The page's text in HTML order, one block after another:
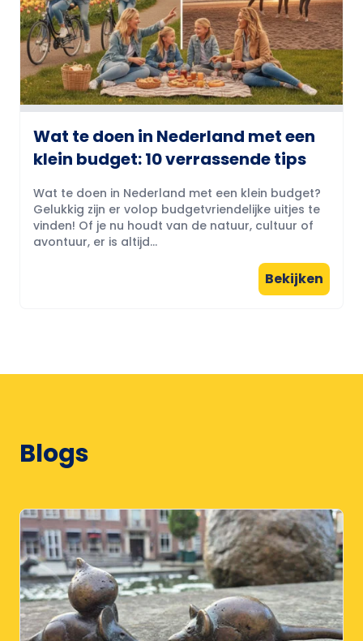
Wat te doen in Nederland met een
klein budget: 10 verrassende tips
Wat te doen in Nederland met een klein budget?
Gelukkig zijn er volop budgetvriendelijke uitjes te
vinden! Of je nu houdt van de natuur, cultuur of
avontuur, er is altijd...
Bekijken
Blogs